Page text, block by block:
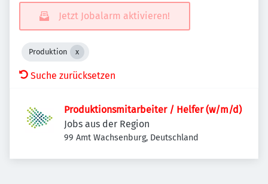
Jetzt Jobalarm aktivieren!
Produktion
Suche zurücksetzen
Produktionsmitarbeiter / Helfer (w/m/d)
Jobs aus der Region
99 Amt Wachsenburg, Deutschland